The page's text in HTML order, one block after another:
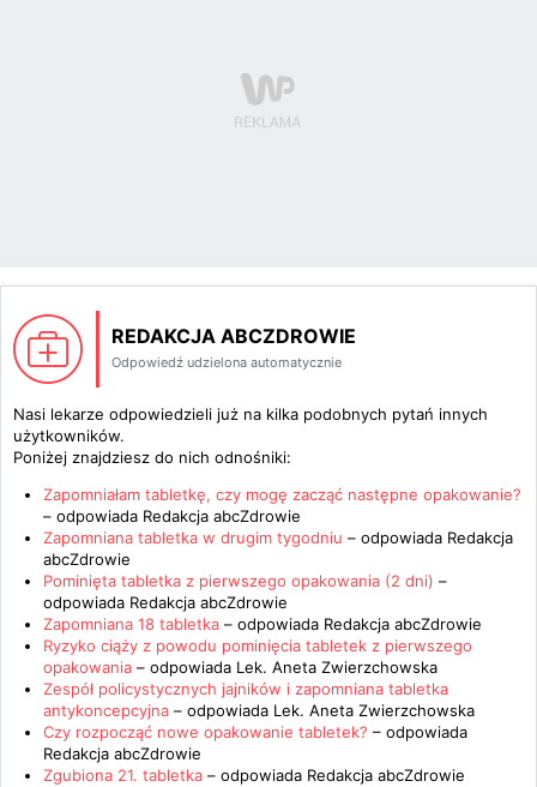
REDAKCJA ABCZDROWIE
Odpowiedź udzielona automatycznie
Nasi lekarze odpowiedzieli już na kilka podobnych pytań innych
użytkowników.
Poniżej znajdziesz do nich odnośniki:
Zapomniałam tabletkę, czy mogę zacząć następne opakowanie?
– odpowiada Redakcja abcZdrowie
Zapomniana tabletka w drugim tygodniu – odpowiada Redakcja
abcZdrowie
Pominięta tabletka z pierwszego opakowania (2 dni) –
odpowiada Redakcja abcZdrowie
Zapomniana 18 tabletka – odpowiada Redakcja abcZdrowie
Ryzyko ciąży z powodu pominięcia tabletek z pierwszego
opakowania – odpowiada Lek. Aneta Zwierzchowska
Zespół policystycznych jajników i zapomniana tabletka
antykoncepcyjna – odpowiada Lek. Aneta Zwierzchowska
Czy rozpocząć nowe opakowanie tabletek? – odpowiada
Redakcja abcZdrowie
Zgubiona 21. tabletka – odpowiada Redakcja abcZdrowie